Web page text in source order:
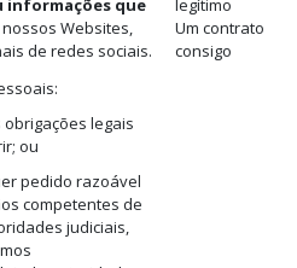
informações que
Websites,
de redes sociais.
legítimo
Um contrato
consigo
legais
ou
pedido razoável
competentes de
judiciais,